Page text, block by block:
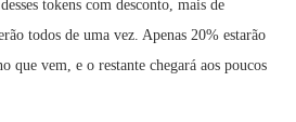
tokens com desconto, mais de
todos de uma vez. Apenas 20% estarão
que vem, e o restante chegará aos poucos